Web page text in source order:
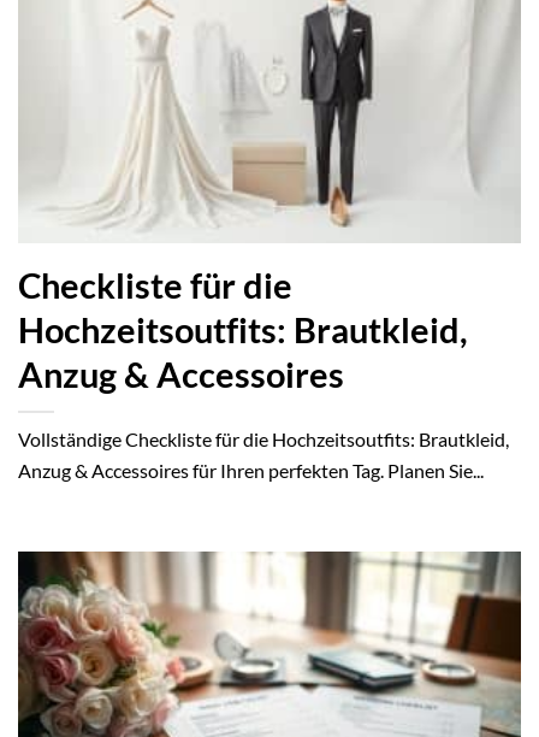
Checkliste für die
Hochzeitsoutfits: Brautkleid,
Anzug & Accessoires
Vollständige Checkliste für die Hochzeitsoutfits: Brautkleid,
Anzug & Accessoires für Ihren perfekten Tag. Planen Sie...